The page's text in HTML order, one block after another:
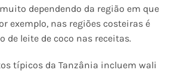
dependendo da região em que
exemplo, nas regiões costeiras é
de leite de coco nas receitas.
típicos da Tanzânia incluem wali